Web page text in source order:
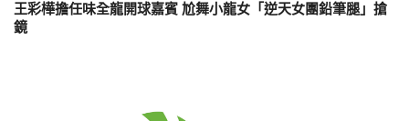
王彩樺擔任味全龍開球嘉賓 尬舞小龍女「逆天女團鉛筆腿」搶
鏡